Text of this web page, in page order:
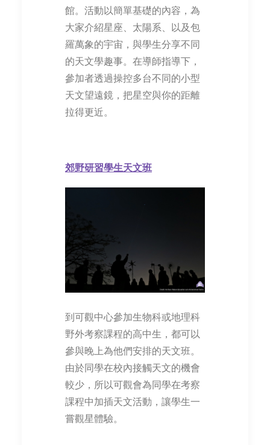
館。活動以簡單基礎的內容，為
大家介紹星座、太陽系、以及包
羅萬象的宇宙，與學生分享不同
的天文學趣事。在導師指導下，
參加者透過操控多台不同的小型
天文望遠鏡，把星空與你的距離
拉得更近。
郊野研習學生天文班
到可觀中心參加生物科或地理科
野外考察課程的高中生，都可以
參與晚上為他們安排的天文班。
由於同學在校內接觸天文的機會
較少，所以可觀會為同學在考察
課程中加插天文活動，讓學生一
嘗觀星體驗。